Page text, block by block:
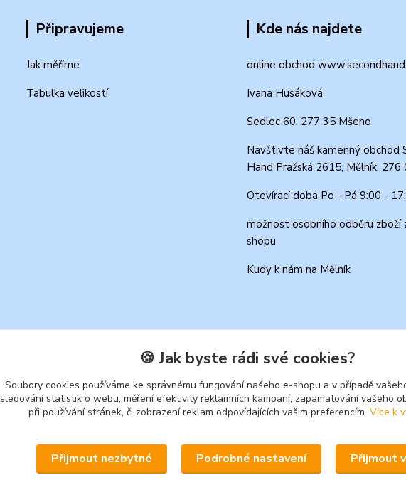
Připravujeme
Jak měříme
Tabulka velikostí
Kde nás najdete
online obchod
Ivana Husáková
Sedlec 60, 277 35 Mšeno
Navštivte náš kamenný obchod
Hand Pražská 2615, Mělník, 276
Otevírací doba Po - Pá 9:00 -
možnost osobního odběru zboží
shopu
Kudy k nám na Mělník
🍪 Jak byste rádi své cookies?
Soubory cookies používáme ke správnému fungování našeho e-shopu a v případě
sledování statistik o webu, měření efektivity reklamních kampaní, zapamatování vašeho
při používání stránek, či zobrazení reklam odpovídajících vašim preferencím. Více k
Přijmout nezbytné Podrobné nastavení Přijmout